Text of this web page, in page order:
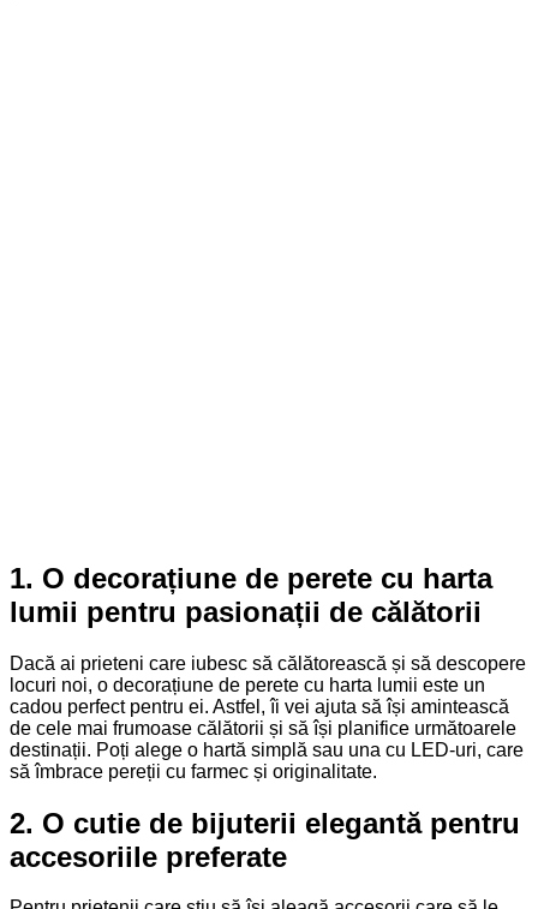
1. O decorațiune de perete cu harta
lumii pentru pasionații de călătorii
Dacă ai prieteni care iubesc să călătorească și să descopere
locuri noi, o decorațiune de perete cu harta lumii este un
cadou perfect pentru ei. Astfel, îi vei ajuta să își amintească
de cele mai frumoase călătorii și să își planifice următoarele
destinații. Poți alege o hartă simplă sau una cu LED-uri, care
să îmbrace pereții cu farmec și originalitate.
2. O cutie de bijuterii elegantă pentru
accesoriile preferate